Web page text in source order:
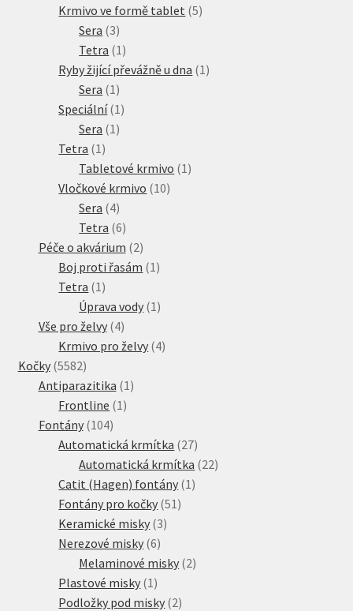
produkty
Krmivo ve formě tablet 55
Sera 33
produkty
Tetra 1 1
produkt
Ryby žijící převážně u dna 1 1
Sera 1 1
produkt
Speciální 1 1
Sera 1 1
Tetra 1 1
produkt
Tabletové krmivo 1 1
Vločkové krmivo 1010
Sera 44
produkty
Tetra 66
produktů
Péče o akvárium 22
produkty
Boj proti řasám 1 1
Tetra 1 1
produkt
Úprava vody 1 1
Vše pro želvy 44
produkty
Krmivo pro želvy 44
Kočky 55825582
produktů
Antiparazitika 1 1
Frontline 1 1
Fontány 104104
produktů
Automatická krmítka 2727
produktů
Automatická krmítka 2222
Catit (Hagen) fontány 1 1
Fontány pro kočky 51 51
Keramické misky 33
Nerezové misky 66
produktů
Melaminové misky 22
Plastové misky 1 1
produkt
Podložky pod misky 22